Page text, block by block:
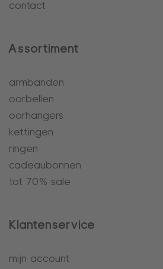
contact
Assortiment
armbanden
oorbellen
oorhangers
kettingen
ringen
cadeaubonnen
tot 70% sale
Klantenservice
mijn account